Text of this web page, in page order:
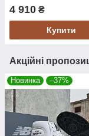
4 910 ₴
Купити
Акційні
Новинка –37%